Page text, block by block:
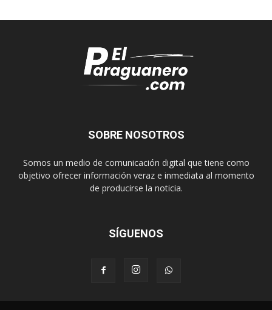
SOBRE NOSOTROS
Somos un medio de comunicación digital que tiene como
objetivo ofrecer información veraz e inmediata al momento
de producirse la noticia.
SÍGUENOS